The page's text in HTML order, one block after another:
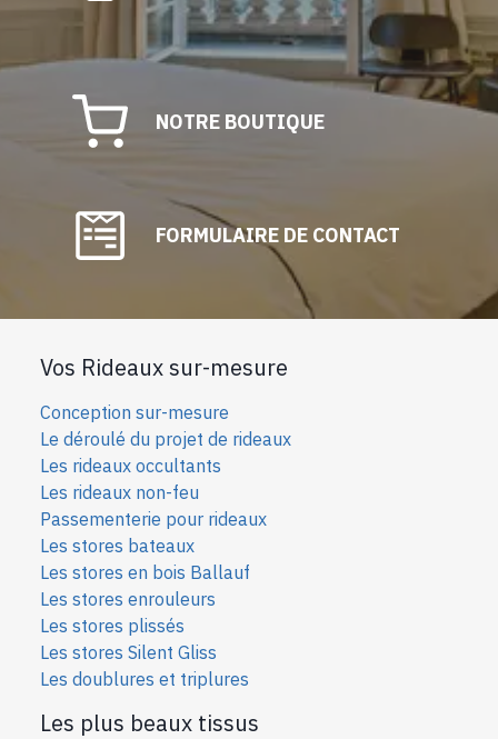
NOTRE BOUTIQUE
FORMULAIRE DE CONTACT
Vos Rideaux sur-mesure
Conception sur-mesure
Le déroulé du projet de rideaux
Les rideaux occultants
Les rideaux non-feu
Passementerie pour rideaux
Les stores bateaux
Les stores en bois Ballauf
Les stores enrouleurs
Les stores plissés
Les stores Silent Gliss
Les doublures et triplures
Les plus beaux tissus